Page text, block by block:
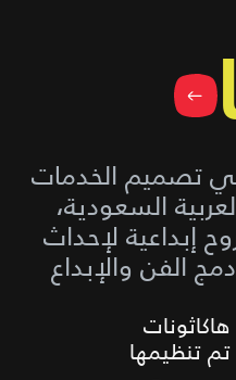
تصميم الخدمات
السعودية،
إبداعية لإحداث
الفن والإبداع
هاكاثونات
تم تنظيمها